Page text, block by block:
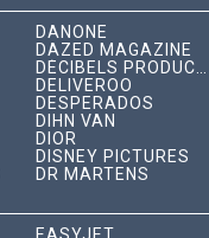
DANONE
DAZED MAGAZINE
DELIVEROO
DESPERADOS
DIHN VAN
DIOR
DISNEY PICTURES
DR MARTENS